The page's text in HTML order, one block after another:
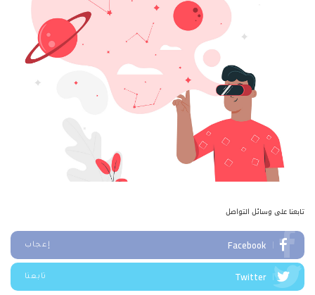
تابعنا على وسائل التواصل
Facebook إعجاب
Twitter تابعنا